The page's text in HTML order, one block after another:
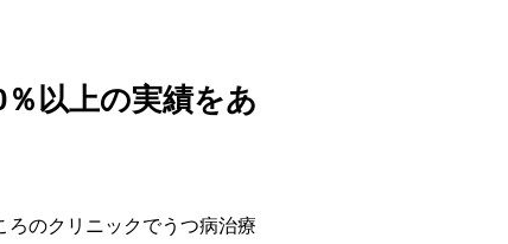
以上の実績をあ
のクリニックでうつ病治療